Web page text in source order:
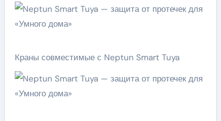
Краны совместимые с Neptun Smart Tuya